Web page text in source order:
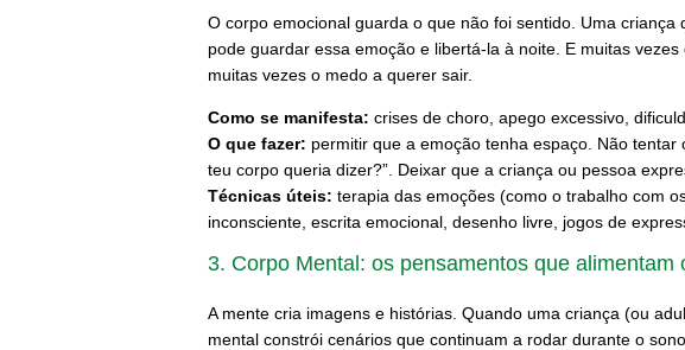
O corpo emocional guarda o que não foi sentido. Uma
pode guardar essa emoção e libertá-la à noite. E muitas
muitas vezes o medo a querer sair.
Como se manifesta: crises de choro, apego excessivo,
O que fazer: permitir que a emoção tenha espaço. Não tentar
teu corpo queria dizer?”. Deixar que a criança ou pessoa
Técnicas úteis: terapia das emoções (como o trabalho com
inconsciente, escrita emocional, desenho livre, jogos de
3. Corpo Mental: os pensamentos que alimentam
A mente cria imagens e histórias. Quando uma criança (ou
mental constrói cenários que continuam a rodar durante o sono.